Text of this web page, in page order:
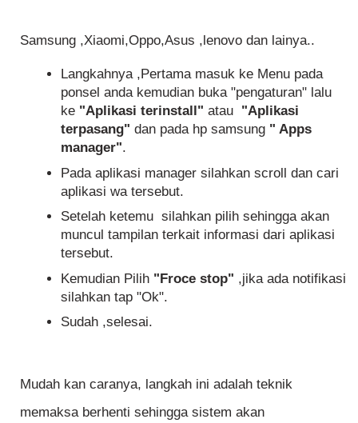
Samsung ,Xiaomi,Oppo,Asus ,lenovo dan lainya..
Langkahnya ,Pertama masuk ke Menu pada
ponsel anda kemudian buka "pengaturan" lalu
ke "Aplikasi terinstall" atau "Aplikasi
terpasang" dan pada hp samsung " Apps
manager".
Pada aplikasi manager silahkan scroll dan cari
aplikasi wa tersebut.
Setelah ketemu silahkan pilih sehingga akan
muncul tampilan terkait informasi dari aplikasi
tersebut.
Kemudian Pilih "Froce stop" ,jika ada notifikasi
silahkan tap "Ok".
Sudah ,selesai.
Mudah kan caranya, langkah ini adalah teknik
memaksa berhenti sehingga sistem akan